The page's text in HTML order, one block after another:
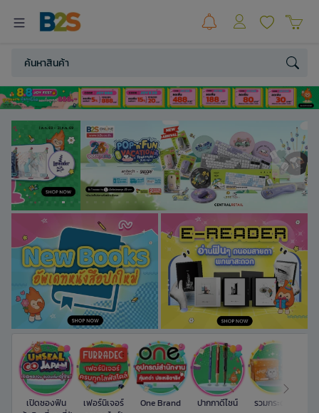
เปิดซองฟิน
เฟอร์นิเจอร์
One Brand ปากกาดีไซน์ รวมกระดาษ